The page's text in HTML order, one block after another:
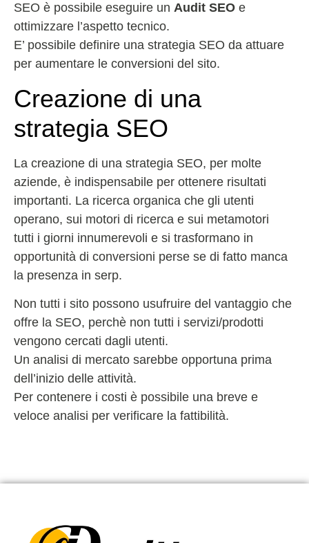
SEO è possibile eseguire un Audit SEO e
ottimizzare l’aspetto tecnico.
E’ possibile definire una strategia SEO da attuare
per aumentare le conversioni del sito.
Creazione di una
strategia SEO
La creazione di una strategia SEO, per molte
aziende, è indispensabile per ottenere risultati
importanti. La ricerca organica che gli utenti
operano, sui motori di ricerca e sui metamotori
tutti i giorni innumerevoli e si trasformano in
opportunità di conversioni perse se di fatto manca
la presenza in serp.
Non tutti i sito possono usufruire del vantaggio che
offre la SEO, perchè non tutti i servizi/prodotti
vengono cercati dagli utenti.
Un analisi di mercato sarebbe opportuna prima
dell’inizio delle attività.
Per contenere i costi è possibile una breve e
veloce analisi per verificare la fattibilità.